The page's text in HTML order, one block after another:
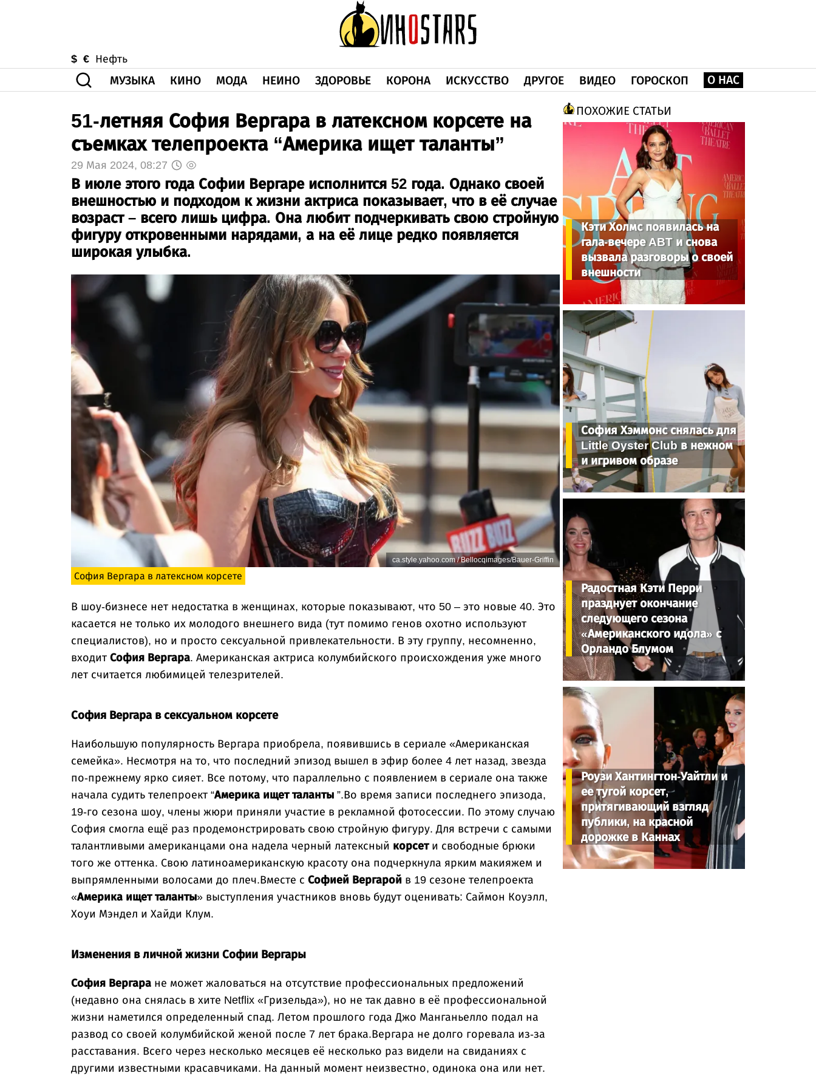
$ € Нефть
МУЗЫКА КИНО МОДА НЕИНО ЗДОРОВЬЕ КОРОНА ИСКУССТВО ДРУГОЕ ВИДЕО ГОРОСКОП О НАС
51-летняя София Вергара в латексном корсете на
съемках телепроекта “Америка ищет таланты”
29 Мая 2024, 08:27
В июле этого года Софии Вергаре исполнится 52 года. Однако своей
внешностью и подходом к жизни актриса показывает, что в её случае
возраст – всего лишь цифра. Она любит подчеркивать свою стройную
фигуру откровенными нарядами, а на её лице редко появляется
широкая улыбка.
ca.style.yahoo.com / Bellocqimages/Bauer-Griffin
София Вергара в латексном корсете
В шоу-бизнесе нет недостатка в женщинах, которые показывают, что 50 – это новые 40. Это
касается не только их молодого внешнего вида (тут помимо генов охотно используют
специалистов), но и просто сексуальной привлекательности. В эту группу, несомненно,
входит София Вергара. Американская актриса колумбийского происхождения уже много
лет считается любимицей телезрителей.
София Вергара в сексуальном корсете
Наибольшую популярность Вергара приобрела, появившись в сериале «Американская
семейка». Несмотря на то, что последний эпизод вышел в эфир более 4 лет назад, звезда
по-прежнему ярко сияет. Все потому, что параллельно с появлением в сериале она также
начала судить телепроект “Америка ищет таланты ”.Во время записи последнего эпизода,
19-го сезона шоу, члены жюри приняли участие в рекламной фотосессии. По этому случаю
София смогла ещё раз продемонстрировать свою стройную фигуру. Для встречи с самыми
талантливыми американцами она надела черный латексный корсети свободные брюки
того же оттенка. Свою латиноамериканскую красоту она подчеркнула ярким макияжем и
выпрямленными волосами до плеч.Вместе с Софией Вергарой в 19 сезоне телепроекта
«Америка ищет таланты» выступления участников вновь будут оценивать: Саймон Коуэлл,
Хоуи Мэндел и Хайди Клум.
Изменения в личной жизни Софии Вергары
София Вергара не может жаловаться на отсутствие профессиональных предложений
(недавно она снялась в хите Netflix «Гризельда»), но не так давно в её профессиональной
жизни наметился определенный спад. Летом прошлого года Джо Манганьелло подал на
развод со своей колумбийской женой после 7 лет брака.Вергара не долго горевала из-за
расставания. Всего через несколько месяцев её несколько раз видели на свиданиях с
другими известными красавчиками. На данный момент неизвестно, одинока она или нет.
ПОХОЖИЕ СТАТЬИ
Кэти Холмс появилась на
гала-вечере ABT и снова
вызвала разговоры о своей
внешности
София Хэммонс снялась для
Little Oyster Club в нежном
и игривом образе
Радостная Кэти Перри
празднует окончание
следующего сезона
«Американского идола» с
Орландо Блумом
Роузи Хантингтон-Уайтли и
ее тугой корсет,
притягивающий взгляд
публики, на красной
дорожке в Каннах